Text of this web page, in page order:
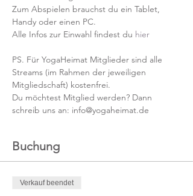
Zum Abspielen brauchst du ein Tablet,
Handy oder einen PC.
Alle Infos zur Einwahl findest du hier
PS. Für YogaHeimat Mitglieder sind alle
Streams (im Rahmen der jeweiligen
Mitgliedschaft) kostenfrei.
Du möchtest Mitglied werden? Dann
schreib uns an: info@yogaheimat.de
Buchung
Verkauf beendet